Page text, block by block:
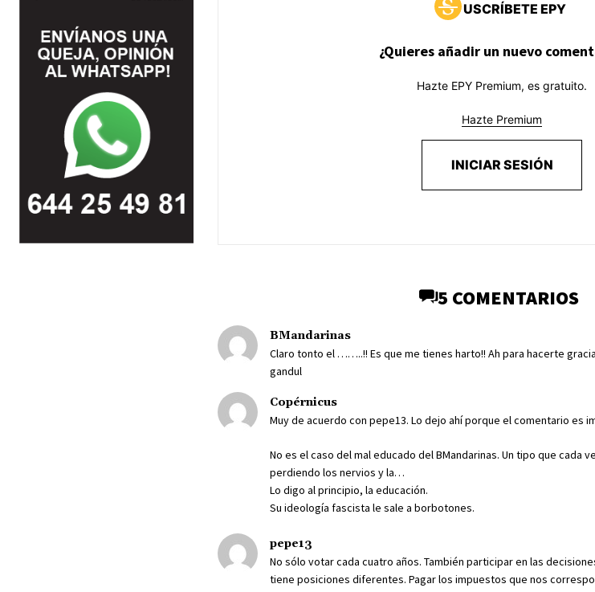
USCRÍBETE EPY
¿Quieres añadir un nuevo
Hazte EPY Premium, es gratuito.
Hazte Premium
INICIAR SESIÓN
5 COMENTARIOS
BMandarinas
Claro tonto el ……..!! Es que me tienes harto!! Ah para hacerte
gandul
Copérnicus
Muy de acuerdo con pepe13. Lo dejo ahí porque el comentario es
No es el caso del mal educado del BMandarinas. Un tipo que cada
perdiendo los nervios y la…
Lo digo al principio, la educación.
Su ideología fascista le sale a borbotones.
pepe13
No sólo votar cada cuatro años. También participar en las
tiene posiciones diferentes. Pagar los impuestos que nos